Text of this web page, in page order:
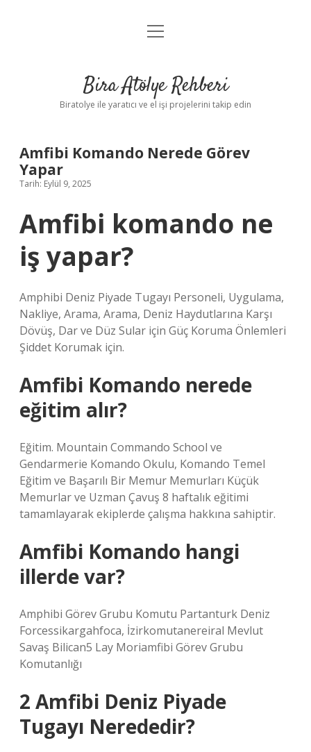
Anasayfa
Yasal Uyarı
menüyü
Bira Atölye Rehberi
Biratolye ile yaratıcı ve el işi projelerini takip edin
Amfibi Komando Nerede Görev
Yapar
Tarih: Eylül 9, 2025
Amfibi komando ne
iş yapar?
Amphibi Deniz Piyade Tugayı Personeli, Uygulama,
Nakliye, Arama, Arama, Deniz Haydutlarına Karşı
Dövüş, Dar ve Düz Sular için Güç Koruma Önlemleri
Şiddet Korumak için.
Amfibi Komando nerede
eğitim alır?
Eğitim. Mountain Commando School ve
Gendarmerie Komando Okulu, Komando Temel
Eğitim ve Başarılı Bir Memur Memurları Küçük
Memurlar ve Uzman Çavuş 8 haftalık eğitimi
tamamlayarak ekiplerde çalışma hakkına sahiptir.
Amfibi Komando hangi
illerde var?
Amphibi Görev Grubu Komutu Partanturk Deniz
Forcessikargahfoca, İzirkomutanereiral Mevlut
Savaş Bilican5 Lay Moriamfibi Görev Grubu
Komutanlığı
2 Amfibi Deniz Piyade
Tugayı Nerededir?